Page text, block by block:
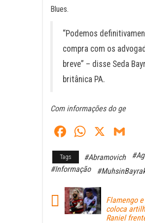
Blues.
“Podemos
compra com os
breve” – disse Seda
britânica PA.
Com informações do ge
Fa
ce
bo
ok
W
ts
pp
X
m
ail
Tags #Abramovich
#Informação
Flamengo
coloca
Raniel